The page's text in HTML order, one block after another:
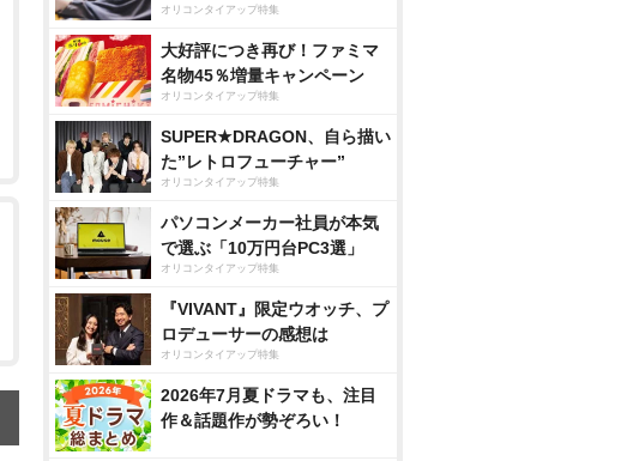
オリコンタイアップ特集
大好評につき再び！ファミマ
名物45％増量キャンペーン
オリコンタイアップ特集
SUPER★DRAGON、自ら描い
た”レトロフューチャー”
オリコンタイアップ特集
パソコンメーカー社員が本気
で選ぶ「10万円台PC3選」
オリコンタイアップ特集
『VIVANT』限定ウオッチ、プ
ロデューサーの感想は
オリコンタイアップ特集
2026年7月夏ドラマも、注目
作＆話題作が勢ぞろい！